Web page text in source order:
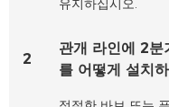
유지하십시오.
2
관개 라인에 2분
를 어떻게 설치